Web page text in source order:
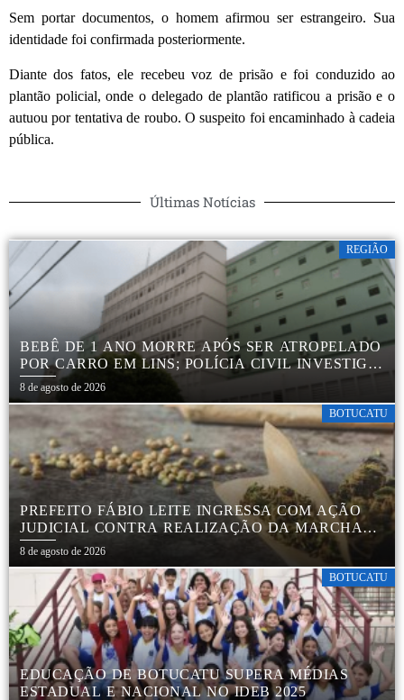
Sem portar documentos, o homem afirmou ser estrangeiro. Sua
identidade foi confirmada posteriormente.
Diante dos fatos, ele recebeu voz de prisão e foi conduzido ao
plantão policial, onde o delegado de plantão ratificou a prisão e o
autuou por tentativa de roubo. O suspeito foi encaminhado à cadeia
pública.
Últimas Notícias
REGIÃO
BEBÊ DE 1 ANO MORRE APÓS SER ATROPELADO
POR CARRO EM LINS; POLÍCIA CIVIL INVESTIGA
ACIDENTE
8 de agosto de 2026
BOTUCATU
PREFEITO FÁBIO LEITE INGRESSA COM AÇÃO
JUDICIAL CONTRA REALIZAÇÃO DA MARCHA
DA MACONHA EM BOTUCATU
8 de agosto de 2026
BOTUCATU
EDUCAÇÃO DE BOTUCATU SUPERA MÉDIAS
ESTADUAL E NACIONAL NO IDEB 2025